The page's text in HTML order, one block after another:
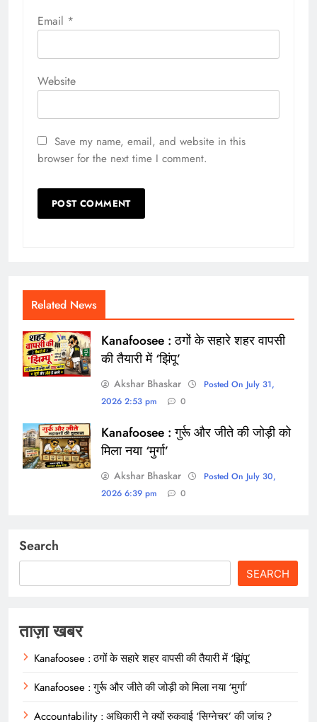
Email *
Website
Save my name, email, and website in this
browser for the next time I comment.
Related News
Kanafoosee : ठगों के सहारे शहर वापसी
की तैयारी में ‘झिंपू’
Akshar Bhaskar
Posted On July 31,
2026 2:53 pm
0
Kanafoosee : गुर्रू और जीते की जोड़ी को
मिला नया ‘मुर्गा’
Akshar Bhaskar
Posted On July 30,
2026 6:39 pm
0
Search
SEARCH
ताज़ा खबर
Kanafoosee : ठगों के सहारे शहर वापसी की तैयारी में ‘झिंपू’
Kanafoosee : गुर्रू और जीते की जोड़ी को मिला नया ‘मुर्गा’
Accountability : अधिकारी ने क्यों रुकवाई ‘सिग्नेचर’ की जांच ?